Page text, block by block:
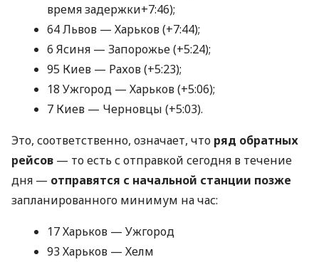
время задержки+7:46);
64 Львов — Харьков (+7:44);
6 Ясиня — Запорожье (+5:24);
95 Киев — Рахов (+5:23);
18 Ужгород — Харьков (+5:06);
7 Киев — Черновцы (+5:03).
Это, соответственно, означает, что ряд обратных
рейсов — то есть с отправкой сегодня в течение
дня — отправятся с начальной станции позже
запланированного минимум на час:
17 Харьков — Ужгород
93 Харьков — Хелм